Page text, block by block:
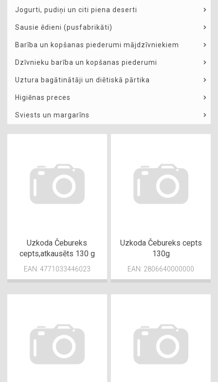
Jogurti, pudiņi un citi piena deserti
Sausie ēdieni (pusfabrikāti)
Barība un kopšanas piederumi mājdzīvniekiem
Dzīvnieku barība un kopšanas piederumi
Uztura bagātinātāji un diētiskā pārtika
Higiēnas preces
Sviests un margarīns
Uzkoda Čebureks
cepts,atkausēts 130 g
EAN: 4771033446023
Uzkoda Čebureks cepts
130g
EAN: 2806640000000